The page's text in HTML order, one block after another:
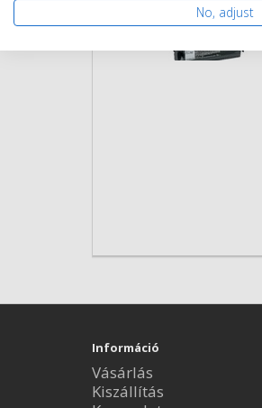
Információ
Vásárlás
Kiszállítás
No, adjust